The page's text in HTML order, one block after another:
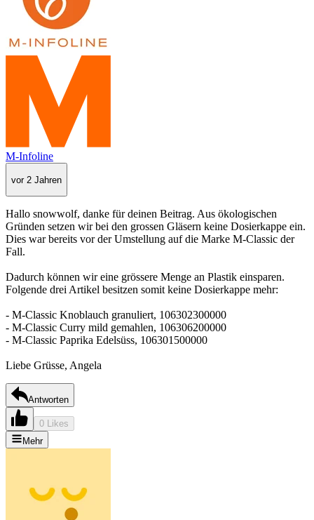
M-Infoline
vor 2 Jahren
Hallo snowwolf, danke für deinen Beitrag. Aus ökologischen
Gründen setzen wir bei den grossen Gläsern keine Dosierkappe ein.
Dies war bereits vor der Umstellung auf die Marke M-Classic der
Fall.
Dadurch können wir eine grössere Menge an Plastik einsparen.
Folgende drei Artikel besitzen somit keine Dosierkappe mehr:
- M-Classic Knoblauch granuliert, 106302300000
- M-Classic Curry mild gemahlen, 106306200000
- M-Classic Paprika Edelsüss, 106301500000
Liebe Grüsse, Angela
Antworten
0 Likes
Mehr